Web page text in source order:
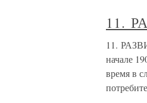
11.
11.
начале
время в